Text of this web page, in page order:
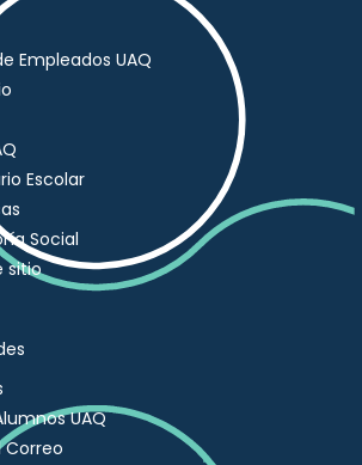
Empleados UAQ
Escolar
Social
sitio
UAQ
Correo